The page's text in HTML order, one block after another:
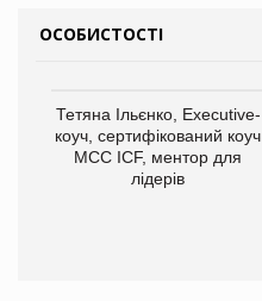
ОСОБИСТОСТІ
Тетяна Ільєнко, Executive-
коуч, сертифікований коуч
МСС ICF, ментор для
лідерів